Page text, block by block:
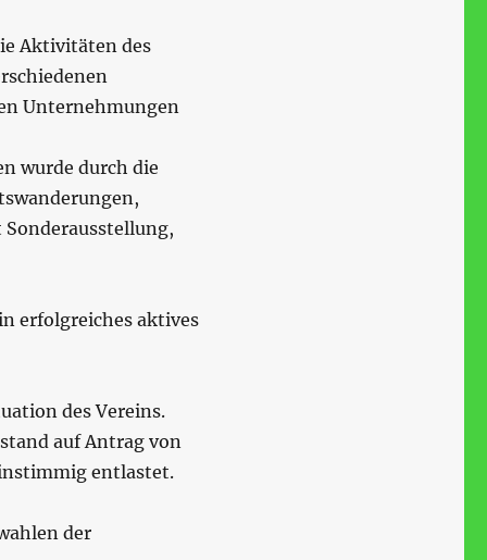
Aktivitäten des
Unternehmungen
wurde durch die
erfolgreiches aktives
des Vereins.
auf Antrag von
entlastet.
der